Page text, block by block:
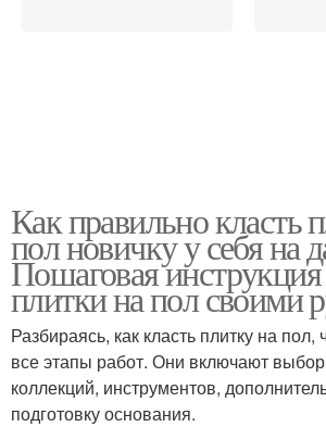
Как правильно класть
пол новичку у себя на
Пошаговая
плитки на пол своими
Разбираясь, как класть плитку на
все этапы работ. Они включают выбор
коллекций, инструментов,
подготовку основания.